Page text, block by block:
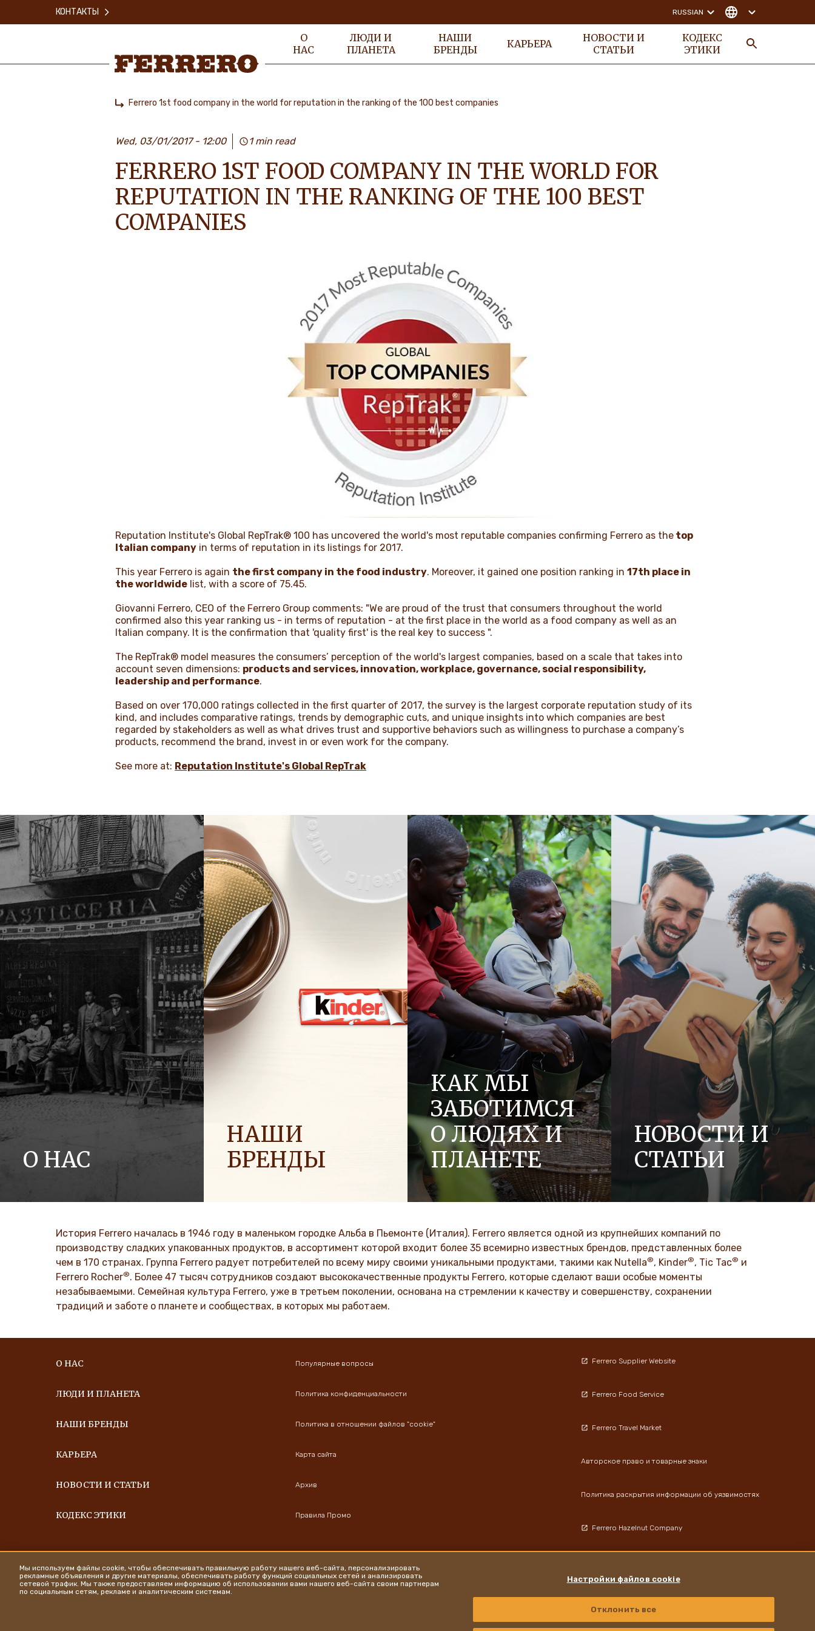
О
НАС
ЛЮДИ И
ПЛАНЕТА
НАШИ
БРЕНДЫ
КАРЬЕРА
НОВОСТИ И
СТАТЬИ
КОДЕКС
ЭТИКИ
КОНТАКТЫ RUSSIAN
Ferrero 1st food company in the world for reputation in the ranking of the 100 best companies
Wed, 03/01/2017 - 12:00 1 min read
FERRERO 1ST FOOD COMPANY IN THE WORLD FOR
REPUTATION IN THE RANKING OF THE 100 BEST
COMPANIES
Reputation Institute's Global RepTrak® 100 has uncovered the world's most reputable companies confirming Ferrero as the top
Italian company in terms of reputation in its listings for 2017.
This year Ferrero is again the first company in the food industry. Moreover, it gained one position ranking in17th place in
the worldwide list, with a score of 75.45.
Giovanni Ferrero, CEO of the Ferrero Group comments: "We are proud of the trust that consumers throughout the world
confirmed also this year ranking us - in terms of reputation - at the first place in the world as a food company as well as an
Italian company. It is the confirmation that 'quality first' is the real key to success ".
The RepTrak® model measures the consumers’ perception of the world's largest companies, based on a scale that takes into
account seven dimensions: products and services, innovation, workplace, governance, social responsibility,
leadership and performance.
Based on over 170,000 ratings collected in the first quarter of 2017, the survey is the largest corporate reputation study of its
kind, and includes comparative ratings, trends by demographic cuts, and unique insights into which companies are best
regarded by stakeholders as well as what drives trust and supportive behaviors such as willingness to purchase a company’s
products, recommend the brand, invest in or even work for the company.
See more at: Reputation Institute's Global RepTrak
О НАС
История Ferrero Group и ее миссия. От
DISCOVER MORE
НАШИ
БРЕНДЫ
DISCOVER MORE
КАК МЫ
ЗАБОТИМСЯ
О ЛЮДЯХ И
ПЛАНЕТЕ
В культуре семейной компании
Ferrero такие ценности, как
поколений.
DISCOVER MORE
НОВОСТИ И
СТАТЬИ
Ознакомьтесь с обновлениями,
статьями и пресс-релизами о Ferrero
DISCOVER MORE
История Ferrero началась в 1946 году в маленьком городке Альба в Пьемонте (Италия). Ferrero является одной из крупнейших компаний по
производству сладких упакованных продуктов, в ассортимент которой входит более 35 всемирно известных брендов, представленных более
чем в 170 странах. Группа Ferrero радует потребителей по всему миру своими уникальными продуктами, такими как Nutella®, Kinder®, Tic Tac® и
Ferrero Rocher®. Более 47 тысяч сотрудников создают высококачественные продукты Ferrero, которые сделают ваши особые моменты
незабываемыми. Семейная культура Ferrero, уже в третьем поколении, основана на стремлении к качеству и совершенству, сохранении
традиций и заботе о планете и сообществах, в которых мы работаем.
О НАС
ЛЮДИ И ПЛАНЕТА
НАШИ БРЕНДЫ
КАРЬЕРА
НОВОСТИ И СТАТЬИ
КОДЕКС ЭТИКИ
Популярные вопросы
Политика конфиденциальности
Политика в отношении файлов "cookie"
Карта сайта
Архив
Правила Промо
Ferrero Supplier Website
Ferrero Food Service
Ferrero Travel Market
Авторское право и товарные знаки
Политика раскрытия информации об уязвимостях
Ferrero Hazelnut Company
Мы используем файлы cookie, чтобы обеспечивать правильную работу нашего веб-сайта, персонализировать
рекламные объявления и другие материалы, обеспечивать работу функций социальных сетей и анализировать
сетевой трафик. Мы также предоставляем информацию об использовании вами нашего веб-сайта своим партнерам
по социальным сетям, рекламе и аналитическим системам.
Настройки файлов cookie
Отклонить все